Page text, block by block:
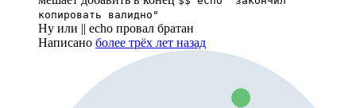
копировать валидно"
Ну или || echo провал братан
Написано более трёх лет назад